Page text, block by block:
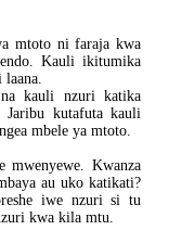
mtoto ni faraja kwa
Kauli ikitumika
kauli nzuri katika
Jaribu kutafuta kauli
mbele ya mtoto.
mwenyewe. Kwanza
au uko katikati?
iwe nzuri si tu
kwa kila mtu.